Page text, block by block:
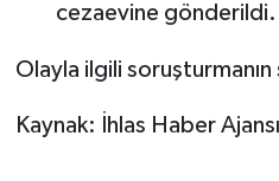
cezaevine gönderildi.
Olayla ilgili
Kaynak: İhlas Haber Ajansı